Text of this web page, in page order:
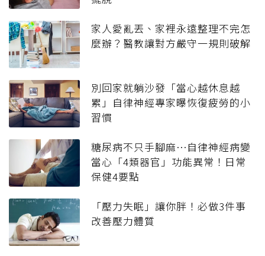
家人愛亂丟、家裡永遠整理不完怎
麼辦？醫教讓對方嚴守一規則破解
別回家就躺沙發「當心越休息越
累」自律神經專家曝恢復疲勞的小
習慣
糖尿病不只手腳麻⋯自律神經病變
當心「4類器官」功能異常！日常
保健4要點
「壓力失眠」讓你胖！必做3件事
改善壓力體質